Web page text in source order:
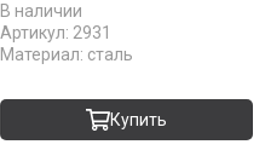
В наличии
Артикул: 2931
Материал: сталь
Купить